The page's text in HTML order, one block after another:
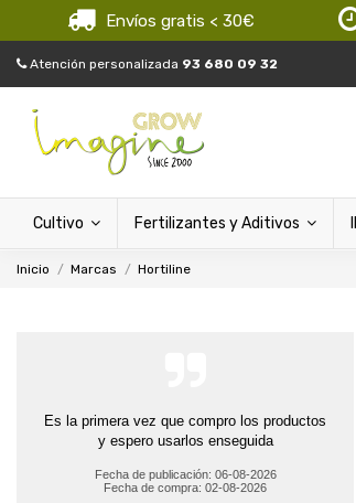
Envíos gratis < 30€
Atención personalizada 93 680 09 32
Cultivo Fertilizantes y Aditivos
Inicio Marcas Hortiline
Es la primera vez que compro los productos
y espero usarlos enseguida
Fecha de publicación: 06-08-2026
Fecha de compra: 02-08-2026